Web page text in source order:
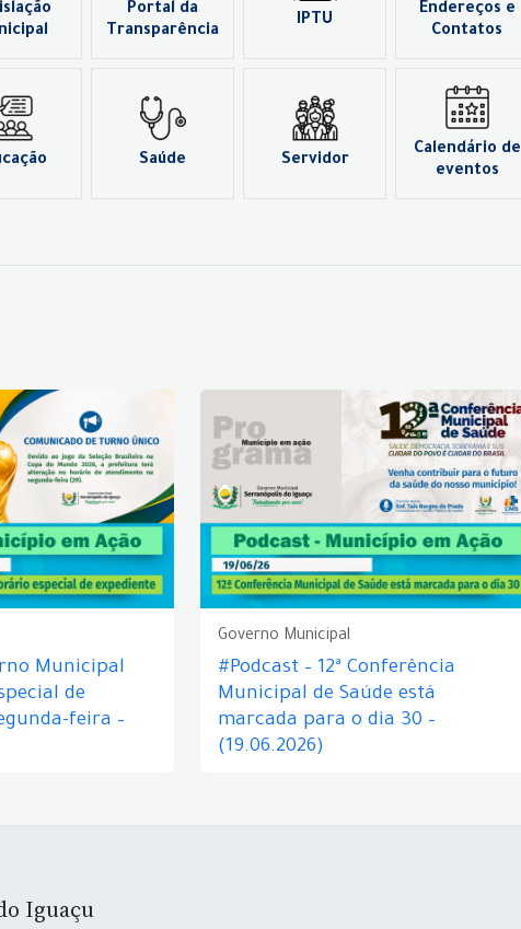
Portal da
Transparência
IPTU
Endereços e
Contatos
Saúde Servidor
Calendário de
eventos
Municipal
de
feira –
Governo Municipal
#Podcast – 12ª Conferência
Municipal de Saúde está
marcada para o dia 30 –
(19.06.2026)
Iguaçu